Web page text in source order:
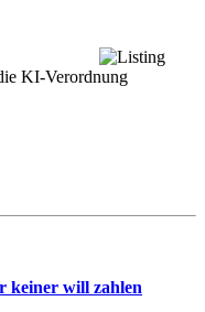
KI-Verordnung
keiner will zahlen